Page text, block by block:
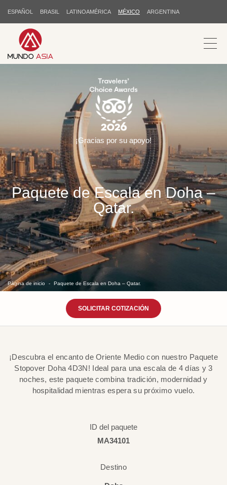
ESPAÑOL BRASIL LATINOAMÉRICA MÉXICO ARGENTINA
Paquete de Escala en Doha –
Qatar.
Página de inicio Paquete de Escala en Doha – Qatar.
¡Gracias por su apoyo!
SOLICITAR COTIZACIÓN
¡Descubra el encanto de Oriente Medio con nuestro Paquete
Stopover Doha 4D3N! Ideal para una escala de 4 días y 3
noches, este paquete combina tradición, modernidad y
hospitalidad mientras espera su próximo vuelo.
ID del paquete
MA34101
Destino